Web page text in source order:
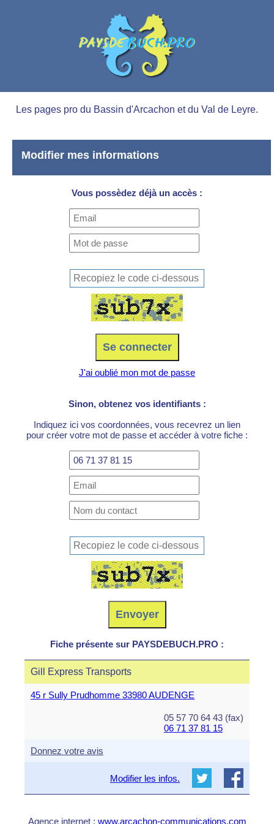
Les pages pro du Bassin d'Arcachon et du Val de Leyre.
Modifier mes informations
Vous possèdez déjà un accès :
J'ai oublié mon mot de passe
Sinon, obtenez vos identifiants :
Indiquez ici vos coordonnées, vous recevrez un lien
pour créer votre mot de passe et accéder à votre fiche :
Fiche présente sur PAYSDEBUCH.PRO :
Gill Express Transports
45 r Sully Prudhomme 33980 AUDENGE
05 57 70 64 43 (fax)
06 71 37 81 15
Donnez votre avis
Modifier les infos.
Agence internet : www.arcachon-communications.com